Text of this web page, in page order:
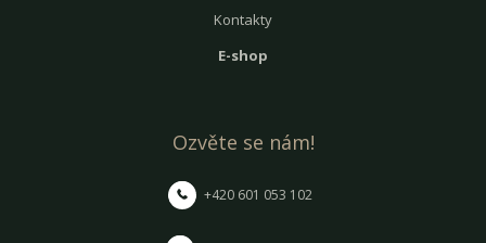
Kontakty
E-shop
Ozvěte se nám!
+420 601 053 102